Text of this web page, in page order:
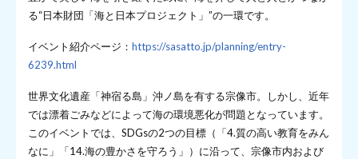
る“日本財団「海と日本プロジェクト」”の一環です。
イベント紹介ページ： https://sasatto.jp/planning/entry-
6239.html
世界文化遺産「神宿る島」沖ノ島を有する宗像市。しかし、近年
では漂着ごみなどによって海の環境悪化が問題となっています。
このイベントでは、SDGsの2つの目標（「4.質の高い教育をみん
なに」「14.海の豊かさを守ろう」）に沿って、宗像市内および